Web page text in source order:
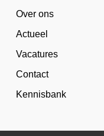
Over ons
Actueel
Vacatures
Contact
Kennisbank